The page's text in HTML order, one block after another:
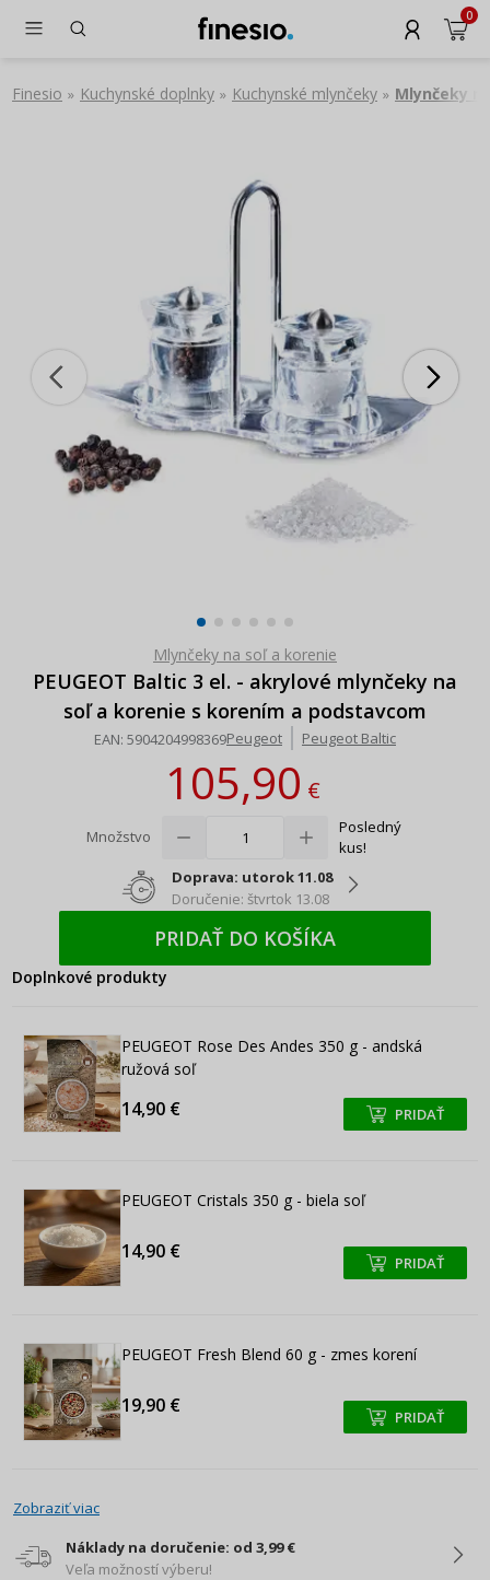
0
Finesio » Kuchynské doplnky » Kuchynské mlynčeky » Mlynčeky
Mlynčeky na soľ a korenie
PEUGEOT Baltic 3 el. - akrylové mlynčeky na
soľ a korenie s korením a podstavcom
EAN: 5904204998369Peugeot Peugeot Baltic
105,90€
Množstvo
Posledný
kus!
Doprava: utorok 11.08
Doručenie: štvrtok 13.08
PRIDAŤ DO KOŠÍKA
Doplnkové produkty
PEUGEOT Rose Des Andes 350 g - andská
ružová soľ
14,90 € +
+ PRIDAŤ
PEUGEOT Cristals 350 g - biela soľ
14,90 € +
+ PRIDAŤ
PEUGEOT Fresh Blend 60 g - zmes korení
19,90 € +
+ PRIDAŤ
Zobraziť viac
Náklady na doručenie: od 3,99 €
Veľa možností výberu!